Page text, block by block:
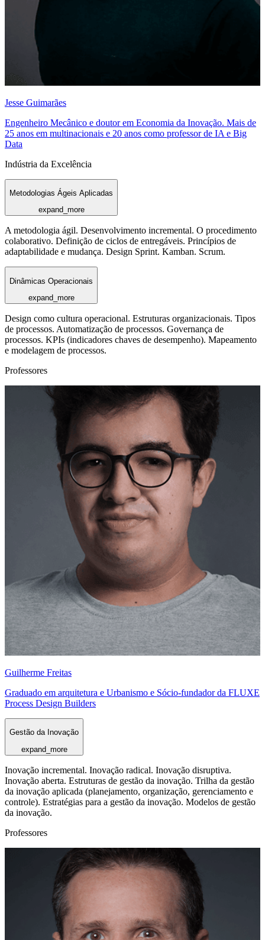
Jesse Guimarães
Engenheiro Mecânico e doutor em Economia da Inovação. Mais de
25 anos em multinacionais e 20 anos como professor de IA e Big
Data
Indústria da Excelência
Metodologias Ágeis Aplicadas
expand_more
A metodologia ágil. Desenvolvimento incremental. O procedimento
colaborativo. Definição de ciclos de entregáveis. Princípios de
adaptabilidade e mudança. Design Sprint. Kamban. Scrum.
Dinâmicas Operacionais
expand_more
Design como cultura operacional. Estruturas organizacionais. Tipos
de processos. Automatização de processos. Governança de
processos. KPIs (indicadores chaves de desempenho). Mapeamento
e modelagem de processos.
Professores
Guilherme Freitas
Graduado em arquitetura e Urbanismo e Sócio-fundador da FLUXE
Process Design Builders
Gestão da Inovação
expand_more
Inovação incremental. Inovação radical. Inovação disruptiva.
Inovação aberta. Estruturas de gestão da inovação. Trilha da gestão
da inovação aplicada (planejamento, organização, gerenciamento e
controle). Estratégias para a gestão da inovação. Modelos de gestão
da inovação.
Professores